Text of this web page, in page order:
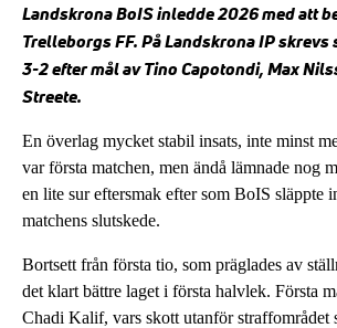
Landskrona BoIS inledde 2026 med att
Trelleborgs FF. På Landskrona IP
3-2 efter mål av Tino Capotondi, Max
Streete.
En överlag mycket stabil insats, inte minst
var första matchen, men ändå lämnade nog
en lite sur eftersmak efter som BoIS släppte
matchens slutskede.
Bortsett från första tio, som präglades av
det klart bättre laget i första halvlek. Första
Chadi Kalif, vars skott utanför straffområdet